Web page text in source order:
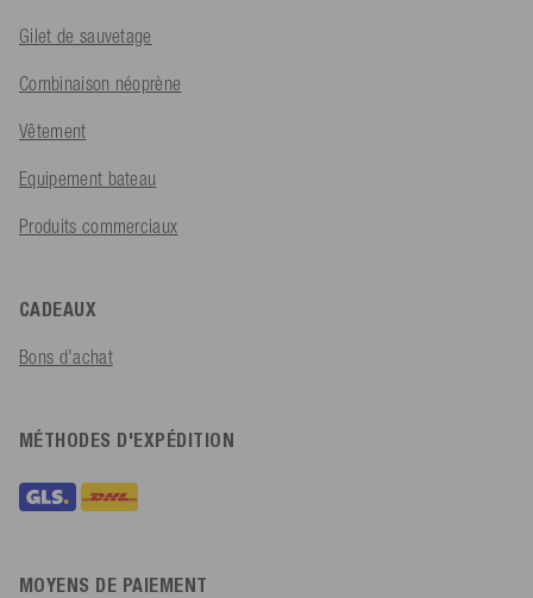
Gilet de sauvetage
Combinaison néoprène
Vêtement
Equipement bateau
Produits commerciaux
CADEAUX
Bons d'achat
MÉTHODES D'EXPÉDITION
MOYENS DE PAIEMENT